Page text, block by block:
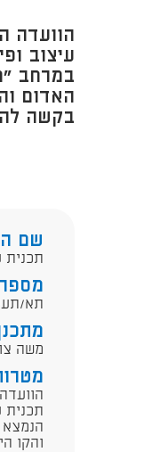
הוועדה
במרחב
האדום
בקשה
שם
תכנית
תא/תעא/
משה
והקו